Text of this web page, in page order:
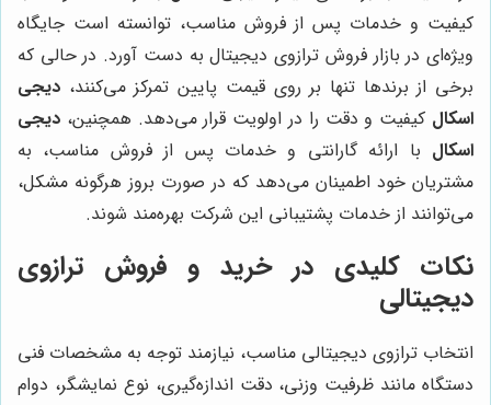
کیفیت و خدمات پس از فروش مناسب، توانسته است جایگاه
ویژه‌ای در بازار فروش ترازوی دیجیتال به دست آورد. در حالی که
برخی از برندها تنها بر روی قیمت پایین تمرکز می‌کنند، دیجی
اسکال کیفیت و دقت را در اولویت قرار می‌دهد. همچنین، دیجی
اسکال با ارائه گارانتی و خدمات پس از فروش مناسب، به
مشتریان خود اطمینان می‌دهد که در صورت بروز هرگونه مشکل،
می‌توانند از خدمات پشتیبانی این شرکت بهره‌مند شوند.
نکات کلیدی در خرید و فروش ترازوی
دیجیتالی
انتخاب ترازوی دیجیتالی مناسب، نیازمند توجه به مشخصات فنی
دستگاه مانند ظرفیت وزنی، دقت اندازه‌گیری، نوع نمایشگر، دوام